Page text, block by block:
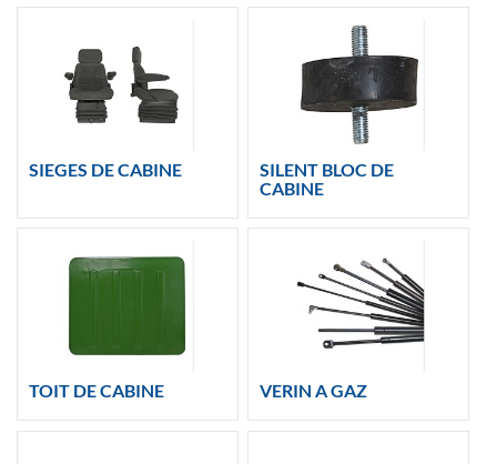
SIEGES DE CABINE
SILENT BLOC DE
CABINE
TOIT DE CABINE VERIN A GAZ